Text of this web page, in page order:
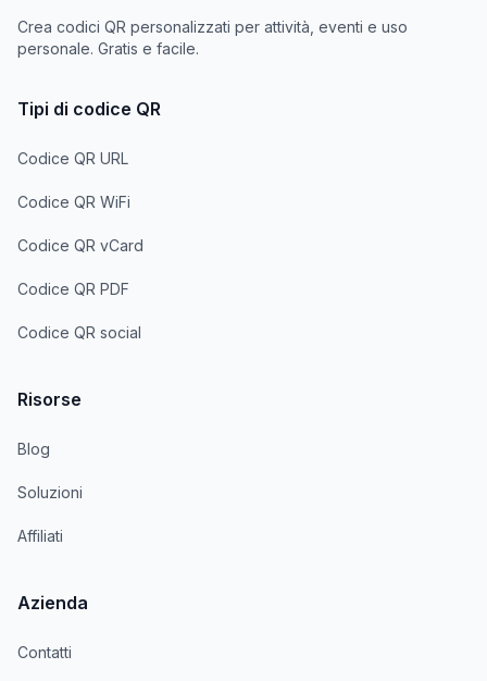
Crea codici QR personalizzati per attività, eventi e uso
personale. Gratis e facile.
Tipi di codice QR
Codice QR URL
Codice QR WiFi
Codice QR vCard
Codice QR PDF
Codice QR social
Risorse
Blog
Soluzioni
Affiliati
Azienda
Contatti